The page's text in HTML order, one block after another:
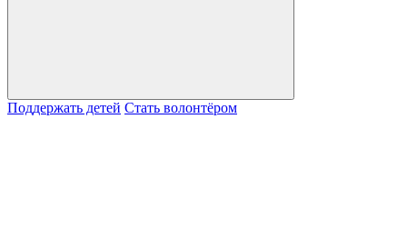
Поддержать детей Стать волонтёром